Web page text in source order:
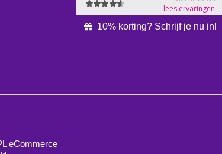
10% korting? Schrijf je nu in!
eCommerce